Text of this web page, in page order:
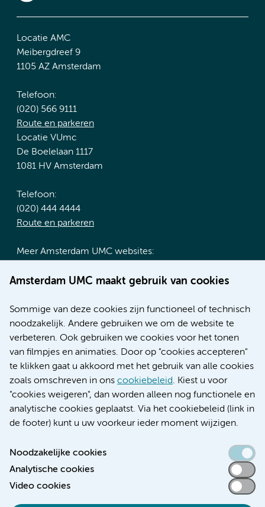
Amsterdam UMC maakt gebruik van cookies
Sommige van deze cookies zijn functioneel of technisch
noodzakelijk. Andere gebruiken we om de website te
verbeteren. Ook gebruiken we cookies voor het tonen
van filmpjes en animaties. Door op "cookies accepteren"
te klikken gaat u akkoord met het gebruik van alle cookies
zoals omschreven in ons cookiebeleid. Kiest u voor
"cookies weigeren", dan worden alleen nog functionele en
analytische cookies geplaatst. Via het cookiebeleid (link in
de footer) kunt u uw voorkeur ieder moment wijzigen.
Noodzakelijke cookies
Analytische cookies
Video cookies
Locatie AMC
Meibergdreef 9
1105 AZ Amsterdam
Telefoon:
(020) 566 9111
Route en parkeren
Locatie VUmc
De Boelelaan 1117
1081 HV Amsterdam
Telefoon:
(020) 444 4444
Route en parkeren
Meer Amsterdam UMC websites:
Werken bij Amsterdam UMC
Nieuws
Research
Educatie locatie AMC
Educatie locatie VUmc
Toegankelijkheidsverklaring
Responsible disclosure